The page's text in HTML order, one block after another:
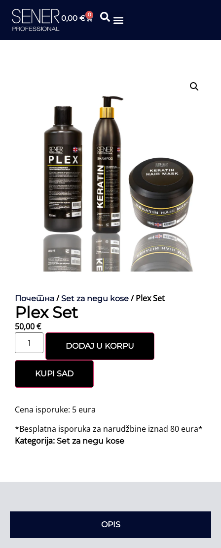
0,00€ 0
Почетна /Set za negu kose / Plex Set
Plex Set
50,00€
DODAJ U KORPU
KUPI SAD
Cena isporuke: 5 eura
*Besplatna isporuka za narudžbine iznad 80 eura*
Kategorija: Set za negu kose
OPIS